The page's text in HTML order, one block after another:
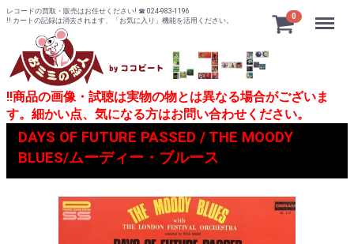
レコードの買取・販売はお任せください! ☎ 024-983-1196
!! カートの記録は消去されます、「お気に入り」機能を活用ください。
0 Menu
!!商品の画像・試聴は実物の物とは異なる場合がございま
す。細かい点、気になる方はお問い合わせください。
DAYS OF FUTURE PASSED / THE MOODY
BLUES/ムーディー・ブルース